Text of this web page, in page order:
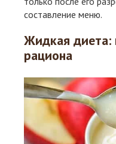
составление меню.
Жидкая диета:
рациона